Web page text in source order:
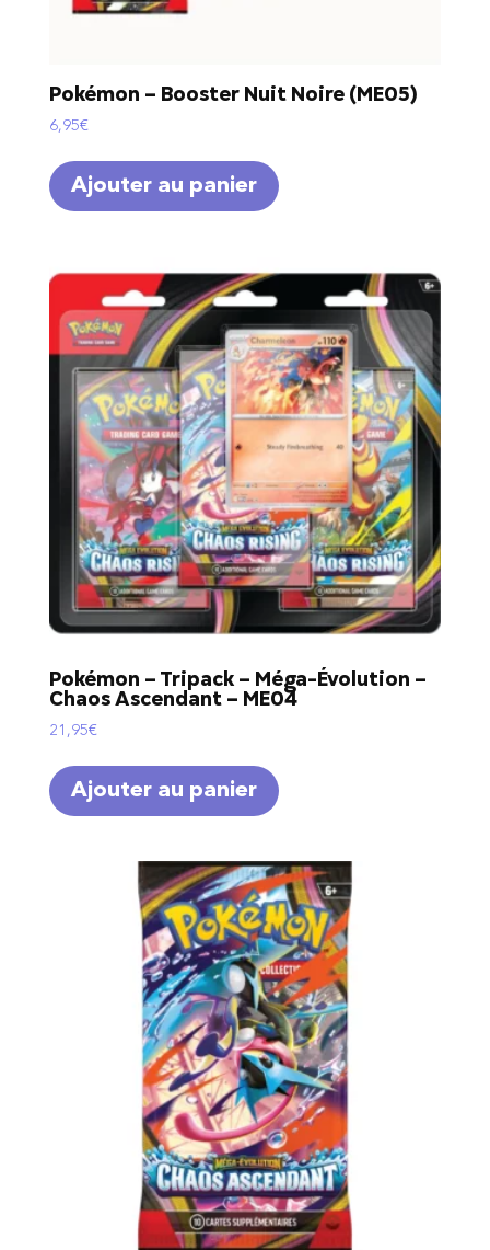
Pokémon – Booster Nuit Noire (ME05)
6,95€
Ajouter au panier
Pokémon – Tripack – Méga-Évolution –
Chaos Ascendant – ME04
21,95€
Ajouter au panier